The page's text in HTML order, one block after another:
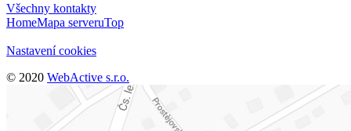
Všechny kontakty
HomeMapa serveruTop
Nastavení cookies
© 2020 WebActive s.r.o.